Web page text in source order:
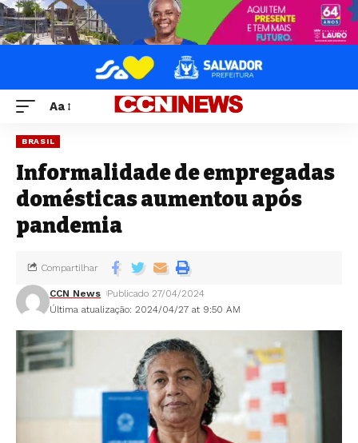
Aa
BRASIL
Informalidade de empregadas
domésticas aumentou após
pandemia
Última atualização: 2024/04/27 at 9:50 AM
CCN News Publicado 27/04/2024
Compartilhar